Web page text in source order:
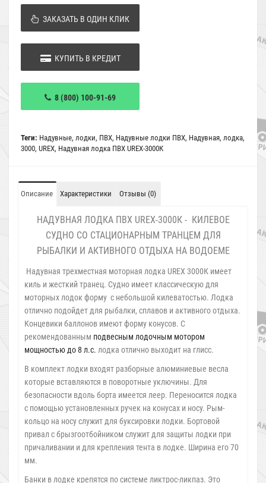
ЗАКАЗАТЬ В ОДИН КЛИК
КУПИТЬ В КРЕДИТ
8 (800) 100-91-69
Теги: Надувные, лодки, ПВХ, Надувные лодки ПВХ, Надувная, лодка,
3000, UREX, Надувная лодка ПВХ UREX-3000К
Описание Характеристики Отзывы (0)
НАДУВНАЯ ЛОДКА ПВХ UREX-3000К - КИЛЕВОЕ
СУДНО СО СТАЦИОНАРНЫМ ТРАНЦЕМ ДЛЯ
РЫБАЛКИ И АКТИВНОГО ОТДЫХА НА ВОДОЕМЕ
Надувная трехместная моторная лодка UREX 3000К имеет
киль и жесткий транец. Судно имеет классическую для
моторных лодок форму с небольшой килеватостью. Лодка
отлично подойдет для рыбалки, сплавов и активного отдыха.
Концевики баллонов имеют форму конусов. С
рекомендованным подвесным лодочным мотором
мощностью до 8 л.с. лодка отлично выходит на глисс.
В комплект лодки входят разборные алюминиевые весла
которые вставляются в поворотные уключины. Для
безопасности вдоль борта имеется леер. Переносится лодка
с помощью установленных ручек на конусах и носу. Рым-
кольцо на носу служит для буксировки лодки. Бортовой
привал с брызгоотбойником служит для защиты лодки при
причаливании и для крепления тента в лодке. Ширина его 70
мм.
Банки в лодке крепятся по системе ликтрос-ликпаз. Это